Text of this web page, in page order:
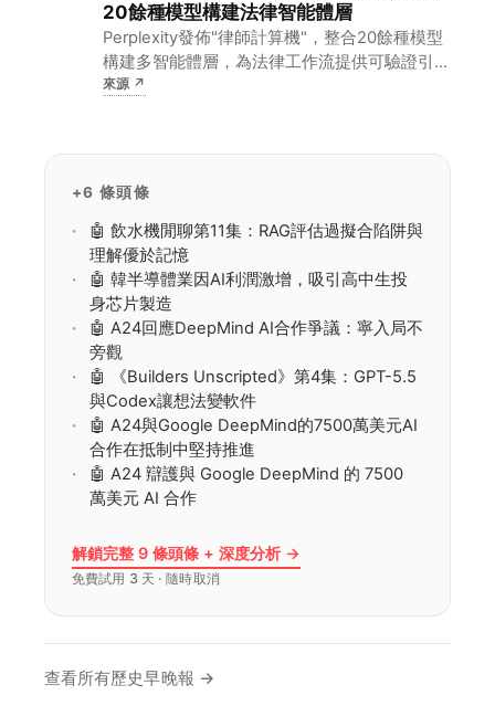
20餘種模型構建法律智能體層
Perplexity發佈"律師計算機"，整合20餘種模型
構建多智能體層，為法律工作流提供可驗證引用
輸出。對律師而言，這意味著可在統一平臺調用
來源↗
+6 條頭條
🤖 飲水機閒聊第11集：RAG評估過擬合陷阱與
理解優於記憶
🤖 韓半導體業因AI利潤激增，吸引高中生投
身芯片製造
🤖 A24回應DeepMind AI合作爭議：寧入局不
旁觀
🤖 《Builders Unscripted》第4集：GPT-5.5
與Codex讓想法變軟件
🤖 A24與Google DeepMind的7500萬美元AI
合作在抵制中堅持推進
🤖 A24 辯護與 Google DeepMind 的 7500
萬美元 AI 合作
解鎖完整 9 條頭條 + 深度分析 →
免費試用 3 天 · 隨時取消
查看所有歷史早晚報 →